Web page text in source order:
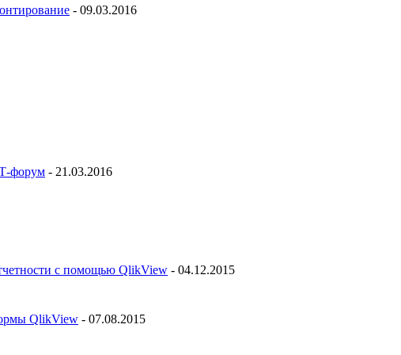
- 09.03.2016
форум - 21.03.2016
с помощью QlikView - 04.12.2015
QlikView - 07.08.2015